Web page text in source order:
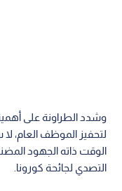
وشدد الطراونة على
لتحفيز الموظف العام،
الوقت ذاته الجهود
التصدي لجائحة كورونا.